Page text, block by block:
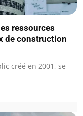
ressources
de construction
créé en 2001, se